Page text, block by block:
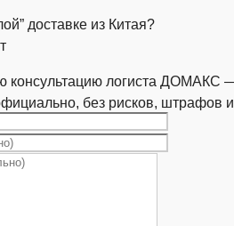
доставке из Китая?
консультацию логиста ДОМАКС
без рисков, штрафов
партиями